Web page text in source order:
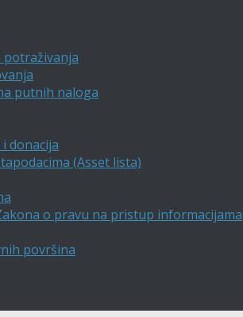
potraživanja
putnih naloga
donacija
(Asset lista)
o pravu na pristup informacijama
površina